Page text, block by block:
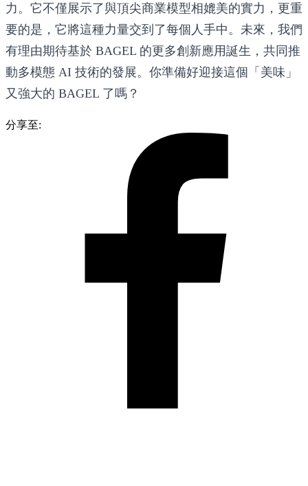
力。它不僅展示了與頂尖商業模型相媲美的實力，更重
要的是，它將這種力量交到了每個人手中。未來，我們
有理由期待基於 BAGEL 的更多創新應用誕生，共同推
動多模態 AI 技術的發展。你準備好迎接這個「美味」
又強大的 BAGEL 了嗎？
分享至: